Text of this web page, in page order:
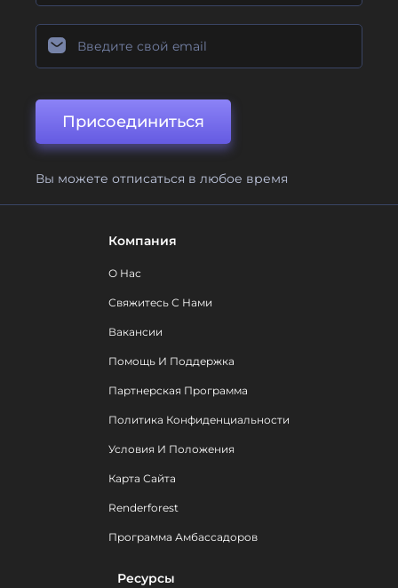
Присоединиться
Вы можете отписаться в любое время
Компания
О Нас
Свяжитесь С Нами
Вакансии
Помощь И Поддержка
Партнерская Программа
Политика Конфиденциальности
Условия И Положения
Карта Сайта
Renderforest
Программа Амбассадоров
Ресурсы